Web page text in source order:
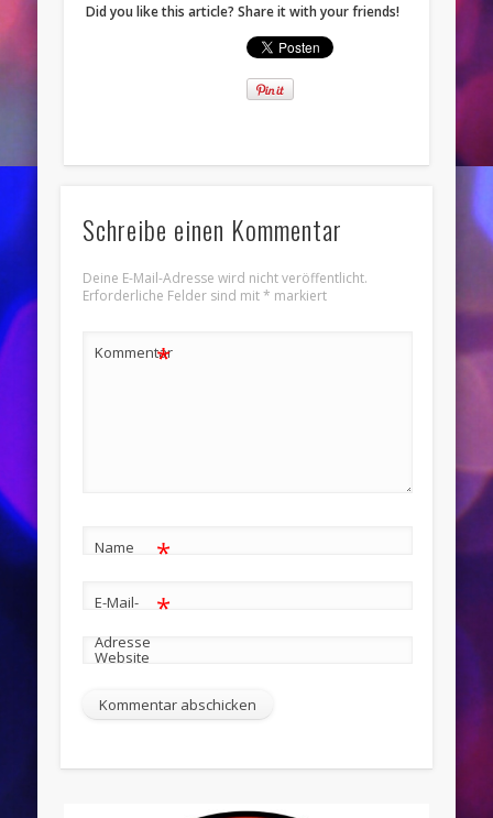
Did you like this article? Share it with your friends!
Schreibe einen Kommentar
Deine E-Mail-Adresse wird nicht veröffentlicht.
Erforderliche Felder sind mit* markiert
Kommentar
*
Name *
E-Mail-
Adresse
*
Website